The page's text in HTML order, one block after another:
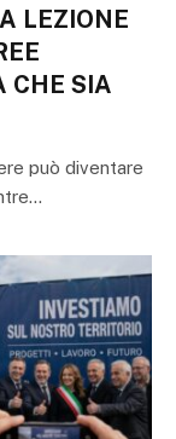
LEZIONE
CHE SIA
può diventare